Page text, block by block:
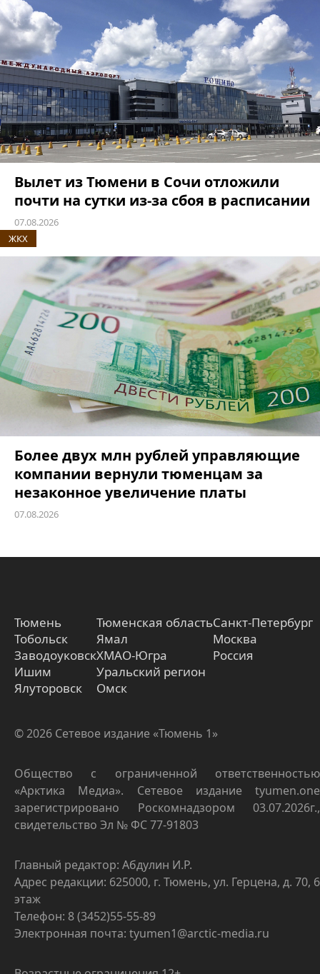
Вылет из Тюмени в Сочи отложили
почти на сутки из-за сбоя в расписании
07.08.2026
ЖКХ
Более двух млн рублей управляющие
компании вернули тюменцам за
незаконное увеличение платы
07.08.2026
Тюмень
Тобольск
Заводоуковск
Ишим
Ялуторовск
Тюменская область
Ямал
ХМАО-Югра
Уральский регион
Омск
Санкт-Петербург
Москва
Россия
© 2026 Сетевое издание «Тюмень 1»
Общество с ограниченной ответственностью
«Арктика Медиа». Сетевое издание tyumen.one
зарегистрировано Роскомнадзором 03.07.2026г.,
свидетельство Эл № ФС 77-91803
Главный редактор: Абдулин И.Р.
Адрес редакции: 625000, г. Тюмень, ул. Герцена, д. 70, 6
этаж
Телефон: 8 (3452)55-55-89
Электронная почта: tyumen1@arctic-media.ru